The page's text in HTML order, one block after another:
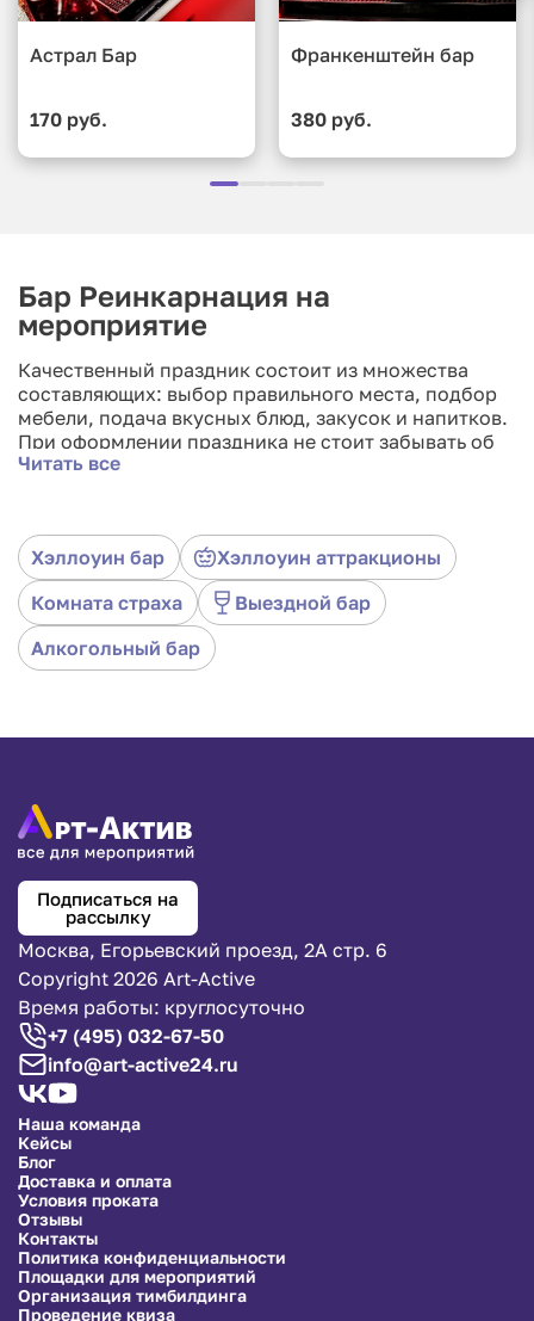
Астрал Бар
170 руб.
Франкенштейн бар
380 руб.
Бар Реинкарнация на
мероприятие
Качественный праздник состоит из множества
составляющих: выбор правильного места, подбор
мебели, подача вкусных блюд, закусок и напитков.
При оформлении праздника не стоит забывать об
оформлении барной зоны. Для этого нужна
оформить помещение к Хэллоуину,
представленный вариант бара будет отличным
выбором. Такой бар состоит из качественной и
удобной мебели, благодаря которой гости будут
чувствовать себя максимально комфортно. А для
усиления эффекта такого праздника мы заботимся
Читать все
Хэллоуин бар
Хэллоуин аттракционы
Комната страха
Выездной бар
Алкогольный бар
Подписаться на
рассылку
Москва, Егорьевский проезд, 2А стр. 6
Copyright 2026 Art-Active
Время работы: круглосуточно
+7 (495) 032-67-50
info@art-active24.ru
Наша команда
Кейсы
Блог
Доставка и оплата
Условия проката
Отзывы
Контакты
Политика конфиденциальности
Площадки для мероприятий
Организация тимбилдинга
Проведение квиза